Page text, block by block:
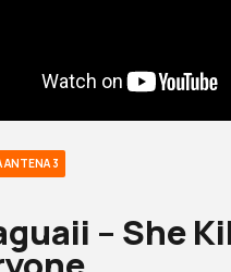
ANTENA 3
– She